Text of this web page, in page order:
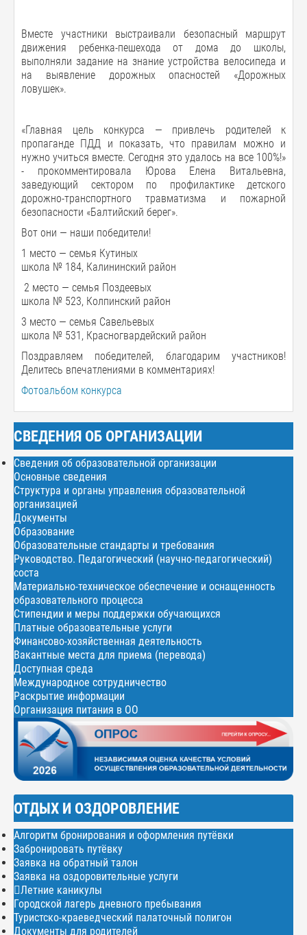
Вместе участники выстраивали безопасный маршрут
движения ребенка-пешехода от дома до школы,
выполняли задание на знание устройства велосипеда и
на выявление дорожных опасностей «Дорожных
ловушек».
«Главная цель конкурса — привлечь родителей к
пропаганде ПДД и показать, что правилам можно и
нужно учиться вместе. Сегодня это удалось на все 100%!»
- прокомментировала Юрова Елена Витальевна,
заведующий сектором по профилактике детского
дорожно-транспортного травматизма и пожарной
безопасности «Балтийский берег».
Вот они — наши победители!
1 место — семья Кутиных
школа № 184, Калининский район
2 место — семья Поздеевых
школа № 523, Колпинский район
3 место — семья Савельевых
школа № 531, Красногвардейский район
Поздравляем победителей, благодарим участников!
Делитесь впечатлениями в комментариях!
Фотоальбом конкурса
СВЕДЕНИЯ ОБ ОРГАНИЗАЦИИ
Сведения об образовательной организации
Основные сведения
Структура и органы управления образовательной
организацией
Документы
Образование
Образовательные стандарты и требования
Руководство. Педагогический (научно-педагогический)
соста
Материально-техническое обеспечение и оснащенность
образовательного процесса
Стипендии и меры поддержки обучающихся
Платные образовательные услуги
Финансово-хозяйственная деятельность
Вакантные места для приема (перевода)
Доступная среда
Международное сотрудничество
Раскрытие информации
Организация питания в ОО
ОТДЫХ И ОЗДОРОВЛЕНИЕ
Алгоритм бронирования и оформления путёвки
Забронировать путёвку
Заявка на обратный талон
Заявка на оздоровительные услуги
Летние каникулы
Городской лагерь дневного пребывания
Туристско-краеведческий палаточный полигон
Документы для родителей